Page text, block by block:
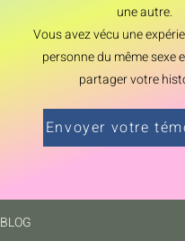
une autre.
Vous avez vécu une
personne du même sexe
partager votre
Envoyer votre
BLOG